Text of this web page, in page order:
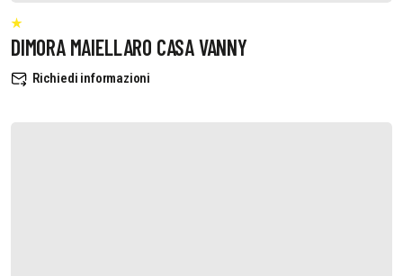
DIMORA MAIELLARO CASA VANNY
Richiedi informazioni